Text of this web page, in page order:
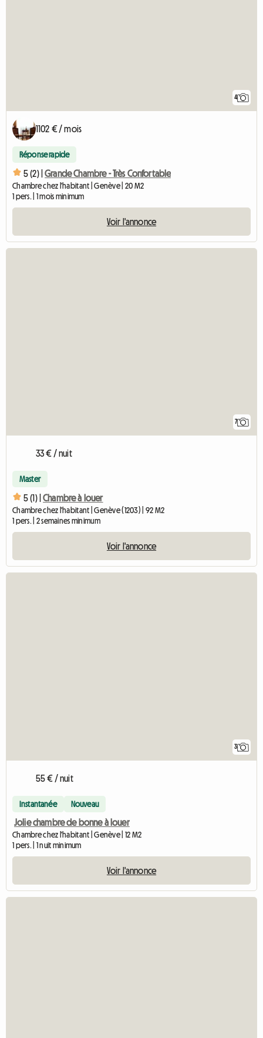
4
1102 € / mois
Réponse rapide
5 (2) | Grande Chambre - Très Confortable
Chambre chez l'habitant | Genève | 20 M2
1 pers. | 1 mois minimum
Voir l'annonce
7
33 € / nuit
Master
5 (1) | Chambre à louer
Chambre chez l'habitant | Genève (1203) | 92 M2
1 pers. | 2 semaines minimum
Voir l'annonce
3
55 € / nuit
Instantanée Nouveau
Jolie chambre de bonne à louer
Chambre chez l'habitant | Genève | 12 M2
1 pers. | 1 nuit minimum
Voir l'annonce